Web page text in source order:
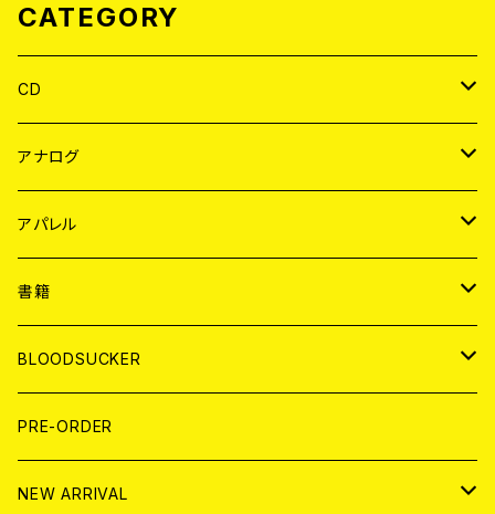
CATEGORY
CD
JAPAN
WORLD
アナログ
JAPAN
７EP
LP
WORLD
7EP
LP
アパレル
JAPAN
T-shirt
HOOD
WORLD
T-shirt
HOOD
書籍
MAGAZINE
BOLLOCKS
EL ZINE
写真集 (PHOTOBOOK)
BLOODSUCKER
CD
アナログ
PRE-ORDER
NEW ARRIVAL